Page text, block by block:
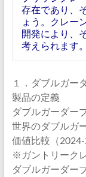
存在であり、
ょう。クレー
開発により、
考えられます。
１．ダブルガー
製品の定義
ダブルガーダー
世界のダブルガ
価値比較（2024-
※ガントリーク
ダブルガーダー